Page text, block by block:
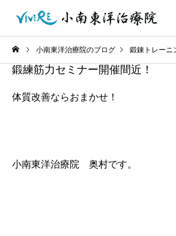
小南東洋治療院のブログ 鍛錬トレーニ
鍛練筋力セミナー開催間近！
体質改善ならおまかせ！
小南東洋治療院 奥村です。